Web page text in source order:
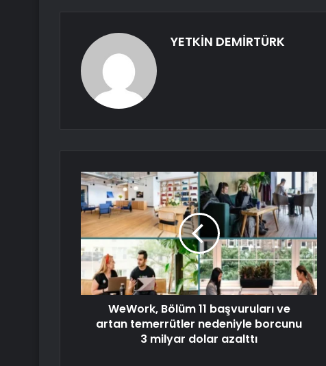
YETKİN DEMİRTÜRK
WeWork, Bölüm 11 başvuruları ve
artan temerrütler nedeniyle borcunu
3 milyar dolar azalttı